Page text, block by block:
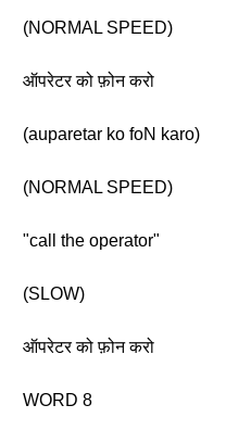
(NORMAL SPEED)
ऑपरेटर को फ़ोन करो
(auparetar ko foN karo)
(NORMAL SPEED)
"call the operator"
(SLOW)
ऑपरेटर को फ़ोन करो
WORD 8